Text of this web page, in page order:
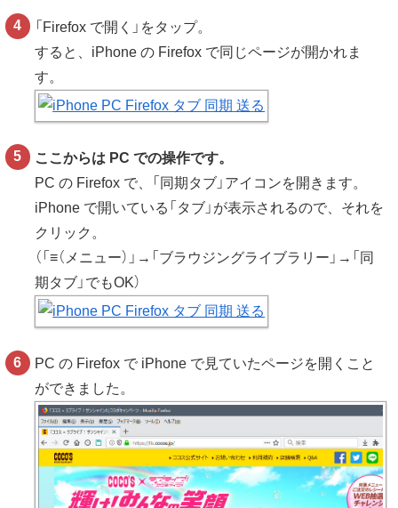
「Firefox で開く」をタップ。
すると、iPhone の Firefox で同じページが開かれま
す。
ここからは PC での操作です。
PC の Firefox で、「同期タブ」アイコンを開きます。
iPhone で開いている「タブ」が表示されるので、それを
クリック。
（「≡（メニュー）」→「ブラウジングライブラリー」→「同
期タブ」でもOK）
PC の Firefox で iPhone で見ていたページを開くこと
ができました。